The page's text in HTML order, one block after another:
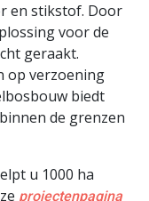
en stikstof. Door
voor de
geraakt.
op verzoening
biedt
de grenzen
u 1000 ha
projectenpagina